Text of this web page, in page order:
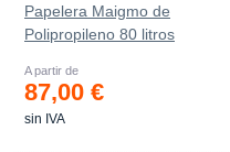
Papelera Maigmo de
Polipropileno 80 litros
A partir de
87,00 €
sin IVA